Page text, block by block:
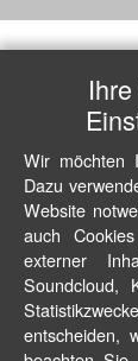
Wir möchten
Dazu
Website
auch
externer
Soundcloud,
entscheiden,